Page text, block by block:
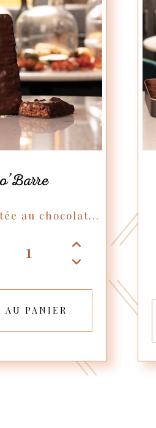
au chocolat...
AU PANIER